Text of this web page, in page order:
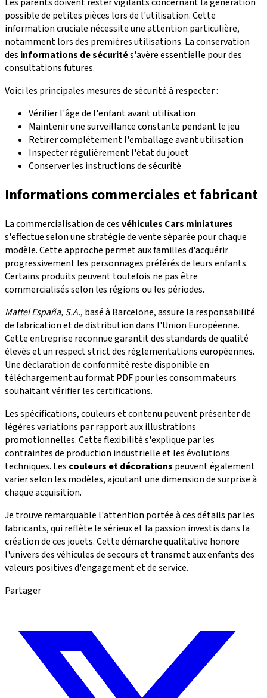
Les parents doivent rester vigilants concernant la génération
possible de petites pièces lors de l'utilisation. Cette
information cruciale nécessite une attention particulière,
notamment lors des premières utilisations. La conservation
des informations de sécurités'avère essentielle pour des
consultations futures.
Voici les principales mesures de sécurité à respecter :
Vérifier l'âge de l'enfant avant utilisation
Maintenir une surveillance constante pendant le jeu
Retirer complètement l'emballage avant utilisation
Inspecter régulièrement l'état du jouet
Conserver les instructions de sécurité
Informations commerciales et fabricant
La commercialisation de cesvéhicules Cars miniatures
s'effectue selon une stratégie de vente séparée pour chaque
modèle. Cette approche permet aux familles d'acquérir
progressivement les personnages préférés de leurs enfants.
Certains produits peuvent toutefois ne pas être
commercialisés selon les régions ou les périodes.
Mattel España, S.A., basé à Barcelone, assure la responsabilité
de fabrication et de distribution dans l'Union Européenne.
Cette entreprise reconnue garantit des standards de qualité
élevés et un respect strict des réglementations européennes.
Une déclaration de conformité reste disponible en
téléchargement au format PDF pour les consommateurs
souhaitant vérifier les certifications.
Les spécifications, couleurs et contenu peuvent présenter de
légères variations par rapport aux illustrations
promotionnelles. Cette flexibilité s'explique par les
contraintes de production industrielle et les évolutions
techniques. Les couleurs et décorations peuvent également
varier selon les modèles, ajoutant une dimension de surprise à
chaque acquisition.
Je trouve remarquable l'attention portée à ces détails par les
fabricants, qui reflète le sérieux et la passion investis dans la
création de ces jouets. Cette démarche qualitative honore
l'univers des véhicules de secours et transmet aux enfants des
valeurs positives d'engagement et de service.
Partager